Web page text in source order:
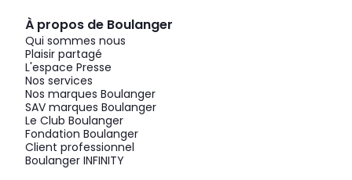
À propos de Boulanger
Qui sommes nous
Plaisir partagé
L'espace Presse
Nos services
Nos marques Boulanger
SAV marques Boulanger
Le Club Boulanger
Fondation Boulanger
Client professionnel
Boulanger INFINITY